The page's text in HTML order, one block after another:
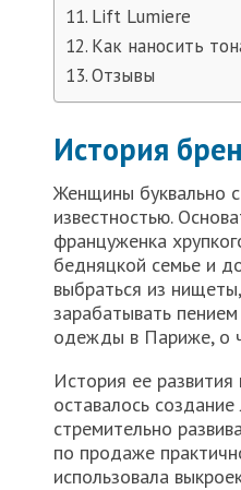
Lift Lumiere
Как наносить
Отзывы
История
Женщины буквально
известностью.
француженка
бедняцкой семье и
выбраться из
зарабатывать
одежды в Париже, о
История ее
оставалось
стремительно
по продаже
использовала